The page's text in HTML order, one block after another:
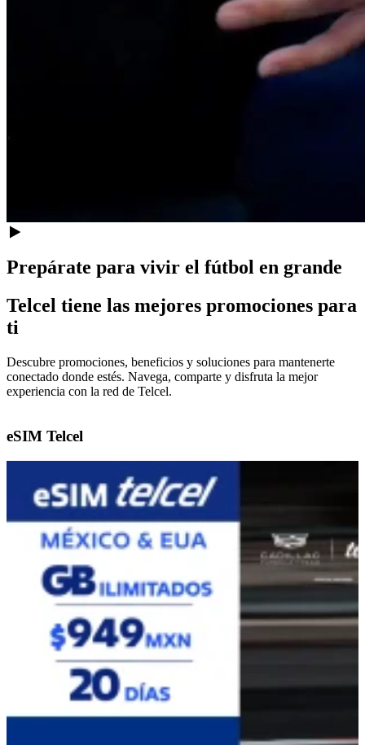
Prepárate para vivir el fútbol en grande
Telcel tiene las mejores promociones para
ti
Descubre promociones, beneficios y soluciones para mantenerte
conectado donde estés. Navega, comparte y disfruta la mejor
experiencia con la red de Telcel.
Paquete Amigo